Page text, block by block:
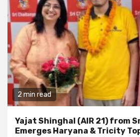
2 min read
Yajat Shinghal (AIR 21) from
Emerges Haryana & Tricity